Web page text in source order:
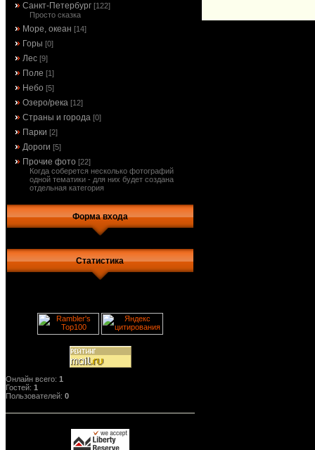
Санкт-Петербург [122]
Просто сказка
Море, океан [14]
Горы [0]
Лес [9]
Поле [1]
Небо [5]
Озеро/река [12]
Страны и города [0]
Парки [2]
Дороги [5]
Прочие фото [22]
Когда соберется несколько фотографий
одной тематики - для них будет создана
отдельная категория
Форма входа
Статистика
Онлайн всего: 1
Гостей: 1
Пользователей: 0